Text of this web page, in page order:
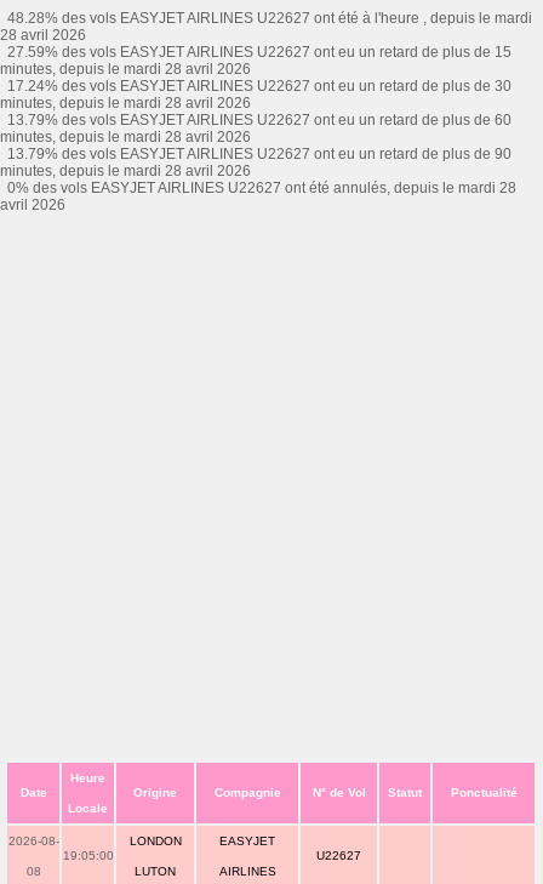
48.28% des vols EASYJET AIRLINES U22627 ont été à l'heure , depuis le mardi
28 avril 2026
27.59% des vols EASYJET AIRLINES U22627 ont eu un retard de plus de 15
minutes, depuis le mardi 28 avril 2026
17.24% des vols EASYJET AIRLINES U22627 ont eu un retard de plus de 30
minutes, depuis le mardi 28 avril 2026
13.79% des vols EASYJET AIRLINES U22627 ont eu un retard de plus de 60
minutes, depuis le mardi 28 avril 2026
13.79% des vols EASYJET AIRLINES U22627 ont eu un retard de plus de 90
minutes, depuis le mardi 28 avril 2026
0% des vols EASYJET AIRLINES U22627 ont été annulés, depuis le mardi 28
avril 2026
Date
Heure
Locale
Origine Compagnie N° de Vol Statut Ponctualité
2026-08-
08
19:05:00
LONDON
LUTON
EASYJET
AIRLINES
U22627